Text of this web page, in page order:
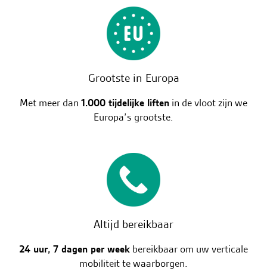
Grootste in Europa
Met meer dan 1.000 tijdelijke liften in de vloot zijn we
Europa’s grootste.
Altijd bereikbaar
24 uur, 7 dagen per week bereikbaar om uw verticale
mobiliteit te waarborgen.